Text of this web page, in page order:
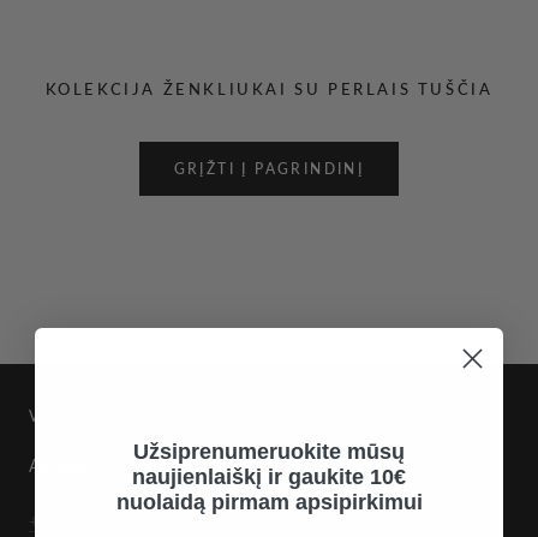
KOLEKCIJA ŽENKLIUKAI SU PERLAIS TUŠČIA
GRĮŽTI Į PAGRINDINĮ
V2O JUVELYRIKOS NAMAI
Aukštaičių g. 12, Vilnius 01134
+370 672 62300
Užsiprenumeruokite mūsų
naujienlaiškį ir gaukite 10€
nuolaidą pirmam apsipirkimui